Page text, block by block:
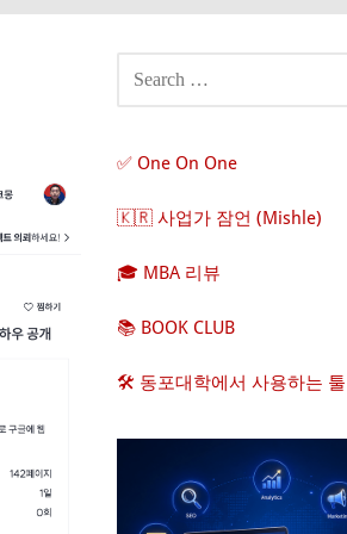
FOR:
✅ One On One
🇰🇷 사업가 잠언 (Mishle)
🎓 MBA 리뷰
📚 BOOK CLUB
🛠️ 동포대학에서 사용하는 툴